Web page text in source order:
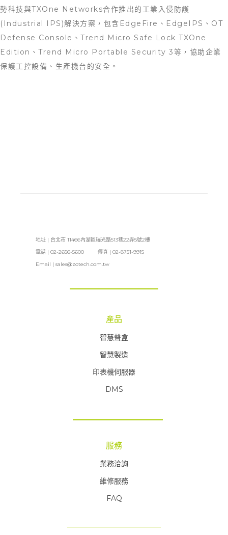
勢科技與TXOne Networks合作推出的工業入侵防護
(Industrial IPS)解決方案，包含EdgeFire、EdgeIPS、OT
Defense Console、Trend Micro Safe Lock TXOne
Edition、Trend Micro Portable Security 3等，協助企業
保護工控設備、生產機台的安全。
地址 | 台北市 11466內湖區瑞光路513巷22弄5號2樓
電話 | 02-2656-5600 傳真 | 02-8751-9915
Email | sales@zotech.com.tw
產品
智慧聲盒
智慧製造
印表機伺服器
DMS
服務
業務洽詢
維修服務
FAQ